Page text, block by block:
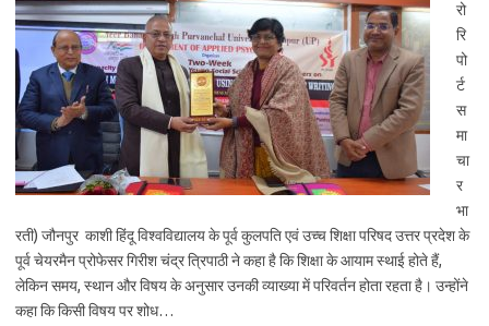
रो
रि
पो
र्ट
स
मा
चा
र
भा
रती) जौनपुर काशी हिंदू विश्वविद्यालय के पूर्व कुलपति एवं उच्च शिक्षा परिषद उत्तर प्रदेश के
पूर्व चेयरमैन प्रोफेसर गिरीश चंद्र त्रिपाठी ने कहा है कि शिक्षा के आयाम स्थाई होते हैं,
लेकिन समय, स्थान और विषय के अनुसार उनकी व्याख्या में परिवर्तन होता रहता है। उन्होंने
कहा कि किसी विषय पर शोध…